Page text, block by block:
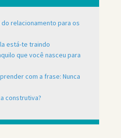
relacionamento para os
está-te traindo
que você nasceu para
com a frase: Nunca
construtiva?